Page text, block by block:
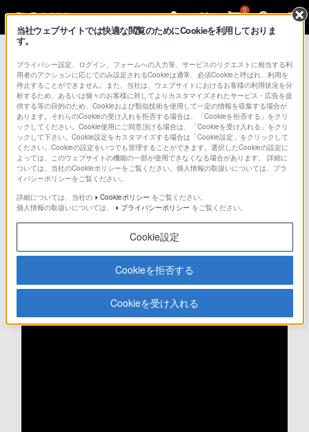
0
デジタル一眼カメラ α（アルファ）>
α（アルファ）使いか
た動画 > カメラからスマートフォンに画像を転送する方法
（スマートフォンから選ぶ）
カメラからスマートフォンに
画像を転送する方法（スマート
フォンから選ぶ）
当社ウェブサイトでは快適な閲覧のためにCookieを利用しておりま
す。
プライバシー設定、ログイン、フォームへの入力等、サービスのリクエストに相当する利
用者のアクションに応じてのみ設定されるCookieは通常、必須Cookieと呼ばれ、利用を
停止することができません。また、当社は、ウェブサイトにおけるお客様の利用状況を分
析するため、あるいは個々のお客様に対してよりカスタマイズされたサービス・広告を提
供する等の目的のため、Cookieおよび類似技術を使用して一定の情報を収集する場合が
あります。それらのCookieの受け入れを拒否する場合は、「Cookieを拒否する」をクリ
ックしてください。Cookie使用にご同意頂ける場合は、「Cookieを受け入れる」をクリ
ックして下さい。Cookie設定をカスタマイズする場合は「Cookie設定」をクリックして
ください。Cookieの設定をいつでも管理することができます。選択したCookieの設定に
よっては、このウェブサイトの機能の一部が使用できなくなる場合があります。 詳細に
ついては、当社のCookieポリシーをご覧ください。個人情報の取扱いについては、プラ
イバシーポリシーをご覧ください。
詳細については、当社の
Cookieポリシー をご覧ください。
個人情報の取扱いについては、
プライバシーポリシー をご覧ください。
Cookie設定
Cookieを拒否する
Cookieを受け入れる